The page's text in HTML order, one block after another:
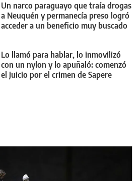
Un narco paraguayo que traía drogas
a Neuquén y permanecía preso logró
acceder a un beneficio muy buscado
Lo llamó para hablar, lo inmovilizó
con un nylon y lo apuñaló: comenzó
el juicio por el crimen de Sapere